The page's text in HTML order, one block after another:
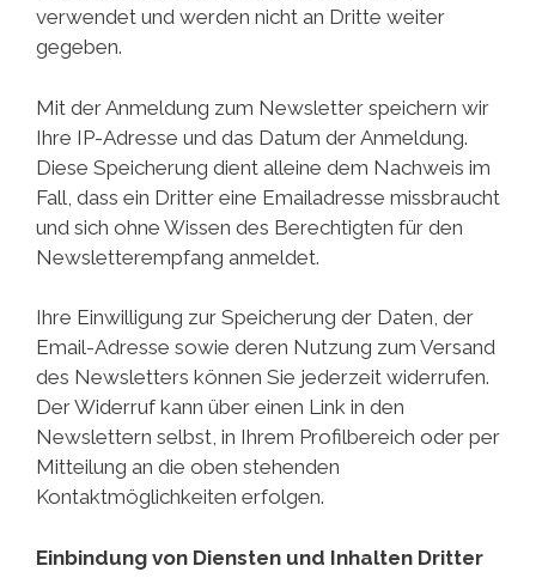
verwendet und werden nicht an Dritte weiter
gegeben.
Mit der Anmeldung zum Newsletter speichern wir
Ihre IP-Adresse und das Datum der Anmeldung.
Diese Speicherung dient alleine dem Nachweis im
Fall, dass ein Dritter eine Emailadresse missbraucht
und sich ohne Wissen des Berechtigten für den
Newsletterempfang anmeldet.
Ihre Einwilligung zur Speicherung der Daten, der
Email-Adresse sowie deren Nutzung zum Versand
des Newsletters können Sie jederzeit widerrufen.
Der Widerruf kann über einen Link in den
Newslettern selbst, in Ihrem Profilbereich oder per
Mitteilung an die oben stehenden
Kontaktmöglichkeiten erfolgen.
Einbindung von Diensten und Inhalten Dritter